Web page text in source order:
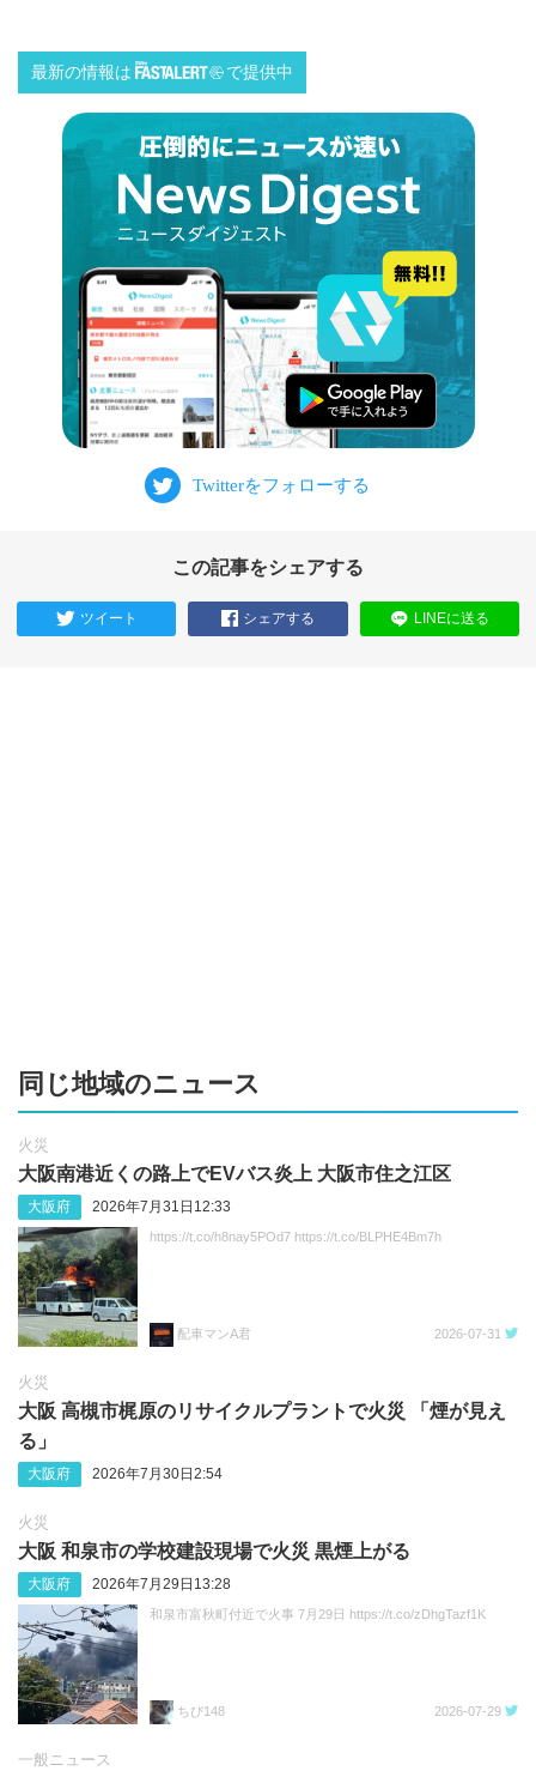
最新の情報は で提供中
この記事をシェアする
ツイート シェアする LINEに送る
同じ地域のニュース
火災
大阪南港近くの路上でEVバス炎上 大阪市住之江区
大阪府 2026年7月31日12:33
https://t.co/h8nay5POd7 https://t.co/BLPHE4Bm7h
配車マンA君 2026-07-31
火災
大阪 高槻市梶原のリサイクルプラントで火災 「煙が見え
る」
大阪府 2026年7月30日2:54
火災
大阪 和泉市の学校建設現場で火災 黒煙上がる
大阪府 2026年7月29日13:28
和泉市富秋町付近で火事 7月29日 https://t.co/zDhgTazf1K
ちび148 2026-07-29
一般ニュース